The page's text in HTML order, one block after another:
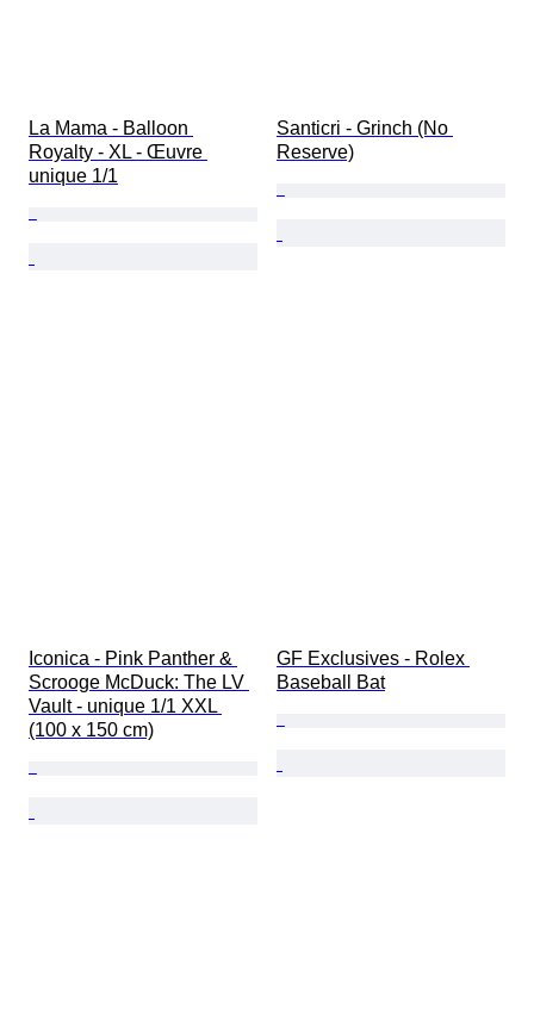
La Mama - Balloon
Royalty - XL - Œuvre
unique 1/1
Santicri - Grinch (No
Reserve)
Iconica - Pink Panther &
Scrooge McDuck: The LV
Vault - unique 1/1 XXL
(100 x 150 cm)
GF Exclusives - Rolex
Baseball Bat